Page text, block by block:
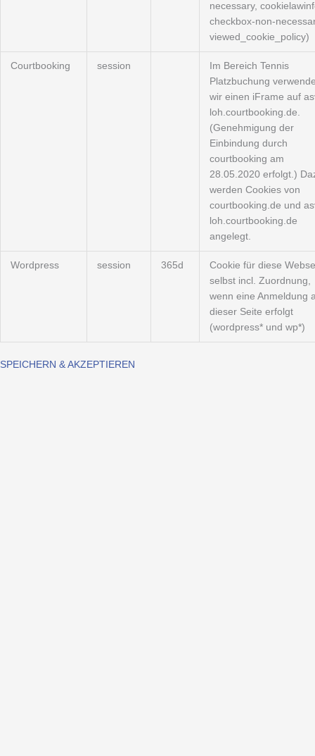
necessary,
checkbox-non-
viewed_cookie_policy)
Courtbooking session
Im Bereich Tennis
Platzbuchung
wir einen iFrame auf
loh.courtbooking.de.
(Genehmigung der
Einbindung durch
courtbooking am
28.05.2020 erfolgt.)
werden Cookies von
courtbooking.de und
loh.courtbooking.de
angelegt.
Wordpress session 365d
Cookie für diese
selbst incl. Zuordnung,
wenn eine Anmeldung
dieser Seite erfolgt
(wordpress* und wp*)
SPEICHERN & AKZEPTIEREN